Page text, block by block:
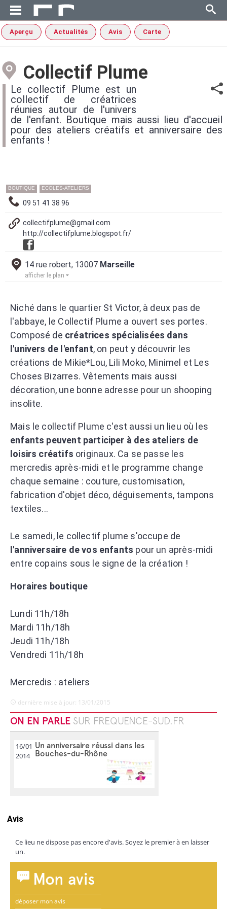
Aperçu Actualités Avis Carte
Collectif Plume
Le collectif Plume est un
collectif de créatrices
réunies autour de l'univers
de l'enfant. Boutique mais aussi lieu d'accueil
pour des ateliers créatifs et anniversaire des
enfants !
BOUTIQUE ECOLES-ATELIERS
09 51 41 38 96
collectifplume@gmail.com
http://collectifplume.blogspot.fr/
14 rue robert, 13007 Marseille
afficher le plan
Niché dans le quartier St Victor, à deux pas de
l'abbaye, le Collectif Plume a ouvert ses portes.
Composé de créatrices spécialisées dans
l'univers de l'enfant, on peut y découvrir les
créations de Mikie*Lou, Lili Moko, Minimel et Les
Choses Bizarres. Vêtements mais aussi
décoration, une bonne adresse pour un shooping
insolite.
Mais le collectif Plume c'est aussi un lieu où les
enfants peuvent participer à des ateliers de
loisirs créatifs originaux. Ca se passe les
mercredis après-midi et le programme change
chaque semaine : couture, customisation,
fabrication d'objet déco, déguisements, tampons
textiles...
Le samedi, le collectif plume s'occupe de
l'anniversaire de vos enfants pour un après-midi
entre copains sous le signe de la création !
Horaires boutique
Lundi 11h/18h
Mardi 11h/18h
Jeudi 11h/18h
Vendredi 11h/18h
Mercredis : ateliers
dernière mise à jour: 13/01/2015
ON EN PARLE SUR FREQUENCE-SUD.FR
16/01
2014
Un anniversaire réussi dans les
Bouches-du-Rhône
Avis
Ce lieu ne dispose pas encore d'avis. Soyez le premier à en laisser
un.
Mon avis
déposer mon avis